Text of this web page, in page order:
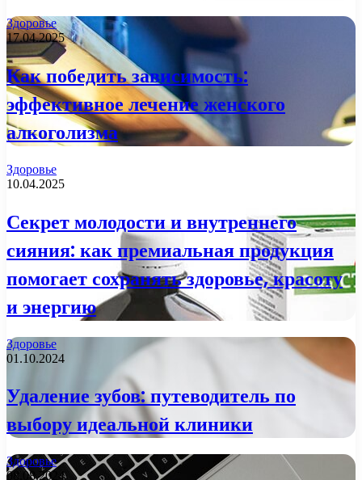
Здоровье
17.04.2025
Как победить зависимость:
эффективное лечение женского
алкоголизма
Здоровье
10.04.2025
Секрет молодости и внутреннего
сияния: как премиальная продукция
помогает сохранять здоровье, красоту
и энергию
Здоровье
01.10.2024
Удаление зубов: путеводитель по
выбору идеальной клиники
Здоровье
08.08.2024